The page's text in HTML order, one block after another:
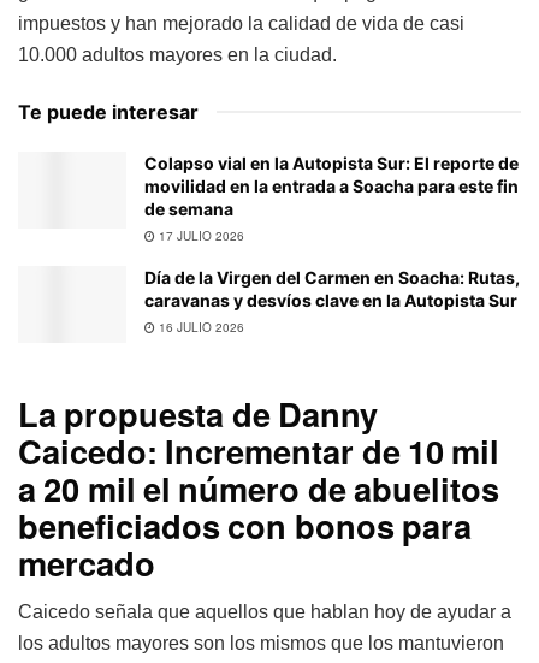
impuestos y han mejorado la calidad de vida de casi
10.000 adultos mayores en la ciudad.
Te puede interesar
Colapso vial en la Autopista Sur: El reporte de
movilidad en la entrada a Soacha para este fin
de semana
17 JULIO 2026
Día de la Virgen del Carmen en Soacha: Rutas,
caravanas y desvíos clave en la Autopista Sur
16 JULIO 2026
La propuesta de Danny
Caicedo: Incrementar de 10 mil
a 20 mil el número de abuelitos
beneficiados con bonos para
mercado
Caicedo señala que aquellos que hablan hoy de ayudar a
los adultos mayores son los mismos que los mantuvieron